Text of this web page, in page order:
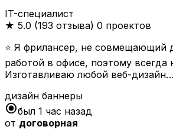
IT-специалист
★ 5.0 (193 отзыва) 0 проектов
⭐️ Я фрилансер, не совмещающий
работой в офисе, поэтому всегда
Изготавливаю любой веб-дизайн…
дизайн баннеры
radio_button_checkedбыл 1 час назад
от договорная